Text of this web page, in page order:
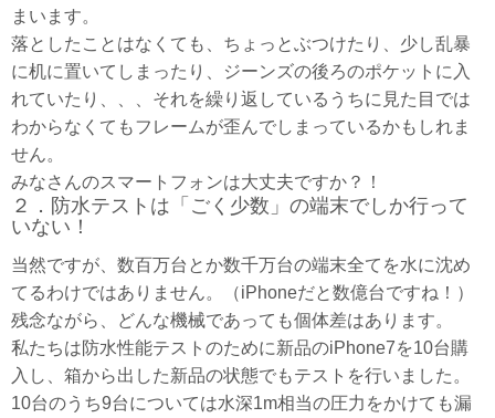
まいます。
落としたことはなくても、ちょっとぶつけたり、少し乱暴
に机に置いてしまったり、ジーンズの後ろのポケットに入
れていたり、、、それを繰り返しているうちに見た目では
わからなくてもフレームが歪んでしまっているかもしれま
せん。
みなさんのスマートフォンは大丈夫ですか？！
２．防水テストは「ごく少数」の端末でしか行って
いない！
当然ですが、数百万台とか数千万台の端末全てを水に沈め
てるわけではありません。（iPhoneだと数億台ですね！）
残念ながら、どんな機械であっても個体差はあります。
私たちは防水性能テストのために新品のiPhone7を10台購
入し、箱から出した新品の状態でもテストを行いました。
10台のうち9台については水深1m相当の圧力をかけても漏